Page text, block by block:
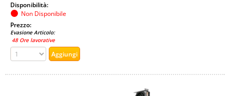
Disponibilità:
Non Disponibile
Prezzo:
Evasione Articolo:
48 Ore lavorative